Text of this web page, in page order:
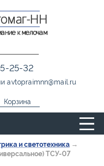
и светотехника →
ТСУ-07
НН
к мелочам
25-32
avtopraimnn@mail.ru
Корзина